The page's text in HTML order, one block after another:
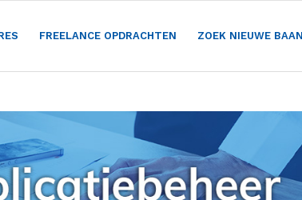
FREELANCE OPDRACHTEN ZOEK NIEUWE BAAN